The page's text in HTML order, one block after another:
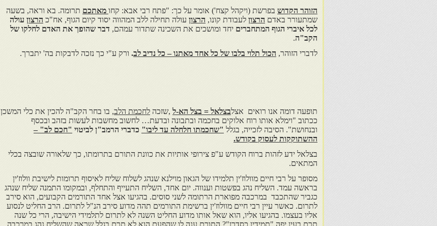
הזוהר הקדוש בפרשת (ויקהל קצח') אומר על כך: "פתח רבי אבא: קחו מאתכם תרומה. בא וראה, בשעה
שמתעורר באדם הרצון לעבודת קונו, הרצון עולה תחילה ללב המהווה יסוד קיום הגוף, אח"כ הרצון עולה
לכל איברי הגוף המתחברים יחד ומושכים את השכינה שתדור עמהם, דבר שהופך את האדם לחלקו של
הקב"ה.
לדברי הזוהר, הכול תלוי בלבו של כל אחד מאתנו – כל נדיב לב. ורק ע"י כך נזכה לדבקות בה' יתברך.
תופעה דומה אנו רואים אצלבצלאל = בצל הא-ל ,שזכה לחכמת הלב, בו בחר הקב"ה להכין את כלי המשכן
ככתוב "וימלא אותו רוח אלוקים בחכמה ובתבונה ובדעת… לחשוב מחשבות לעשות בזהב ובכסף
ובנחושת". הסיבה לזכייה, בגלל "שחכמתו חלחלה עד ליבו" כדברי הרמב"ן לביטוי "חכם לב" –
ההשתוקקות לעסוק בקודש.
בצלאל ידע לזהות ברוח הקודש ע"פ צירופי אותיות את כוונת התורם בתרומתו, כך שלאורה שובצה בכלי
המתאים.
מסופר על רבי חיים מוולוז'ין תלמידו של הגאון מוילנא שנהג לשלוח שליח לאיסוף תרומות לישיבת וולוז'ין
בראשה עמד. השליח נהג בפשטות וענווה. יום אחד, השליח התעייף והתחלף, ובמקומו התמנה שליח שנהג
כגביר שהתכבד במרכבה מפוארת הרתומה לשני סוסים. בהגיעו אצל אחד התורמים הקבועים, הוא סירב
לתרום. כאשר עיין רבי חיים מוולוז'ין ברשימת התורמים תהה מדוע סירב הנ"ל לתרום. הרב החליט לנסוע
אליו בעצמו. בהגיעו אליו, הוא שאל אותו מדוע החליט השנה לא לתרום לתלמידי הישיבה, הרי כל שנה
תרם בעין יפה "תמידין כסדרן"? התורם ענה לו שהפעם הוא לא תרם בגלל שראה שהשליח נהג במרכבה